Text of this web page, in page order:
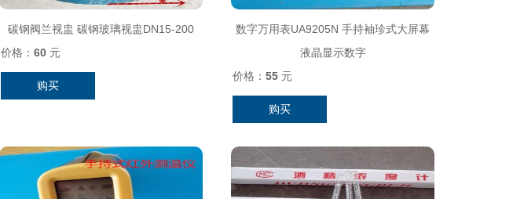
碳钢阀兰视盅 碳钢玻璃视盅DN15-200
价格： 60 元
购买
数字万用表UA9205N 手持袖珍式大屏幕
液晶显示数字
价格： 55 元
购买